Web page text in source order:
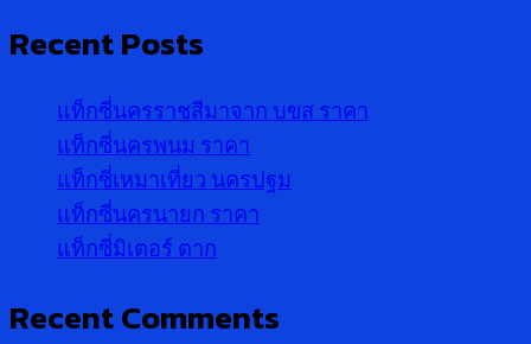
Recent Posts
แท็กซี่นครราชสีมาจาก บขส ราคา
แท็กซี่นครพนม ราคา
แท็กซี่เหมาเที่ยว นครปฐม
แท็กซี่นครนายก ราคา
แท็กซี่มิเตอร์ ตาก
Recent Comments